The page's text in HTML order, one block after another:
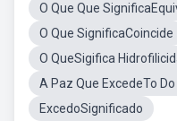
O Que Que
O Que SignificaCoincide
O QueSigifica
A Paz Que ExcedeTo
ExcedoSignificado